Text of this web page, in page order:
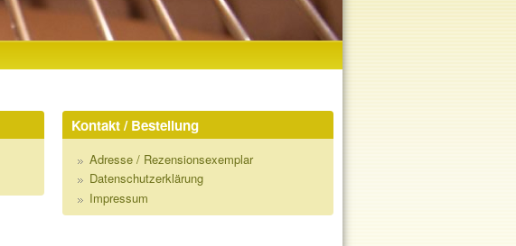
Kontakt / Bestellung
Adresse / Rezensionsexemplar
Datenschutzerklärung
Impressum